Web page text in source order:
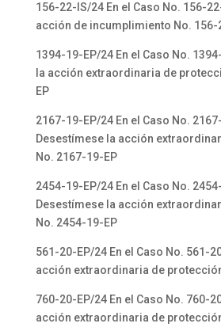
156-22-IS/24 En el Caso No. 156-
acción de incumplimiento No. 156-
1394-19-EP/24 En el Caso No.
la acción extraordinaria de
EP
2167-19-EP/24 En el Caso No.
Desestímese la acción
No. 2167-19-EP
2454-19-EP/24 En el Caso No.
Desestímese la acción
No. 2454-19-EP
561-20-EP/24 En el Caso No. 561-
acción extraordinaria de
760-20-EP/24 En el Caso No. 760-
acción extraordinaria de